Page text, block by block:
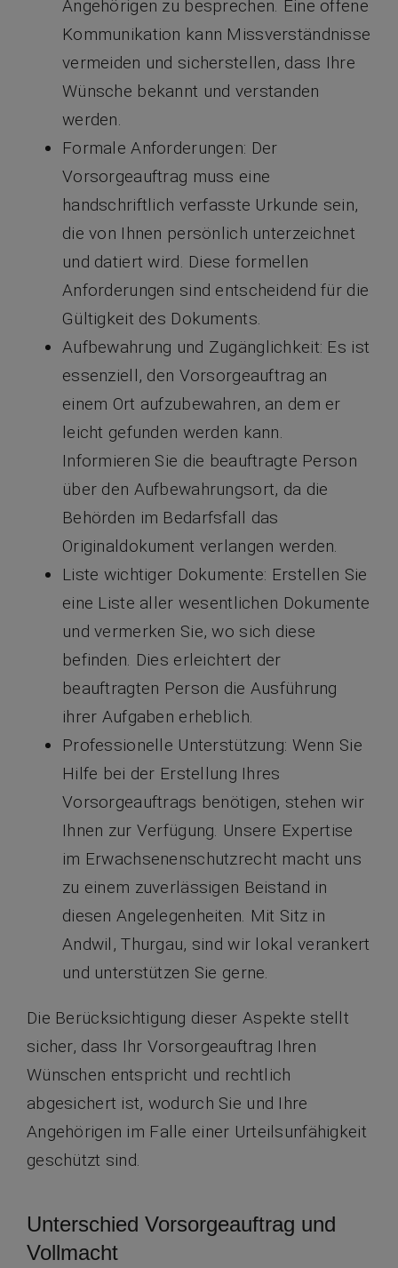
Angehörigen zu besprechen. Eine offene
Kommunikation kann Missverständnisse
vermeiden und sicherstellen, dass Ihre
Wünsche bekannt und verstanden
werden.
Formale Anforderungen: Der
Vorsorgeauftrag muss eine
handschriftlich verfasste Urkunde sein,
die von Ihnen persönlich unterzeichnet
und datiert wird. Diese formellen
Anforderungen sind entscheidend für die
Gültigkeit des Dokuments.
Aufbewahrung und Zugänglichkeit: Es ist
essenziell, den Vorsorgeauftrag an
einem Ort aufzubewahren, an dem er
leicht gefunden werden kann.
Informieren Sie die beauftragte Person
über den Aufbewahrungsort, da die
Behörden im Bedarfsfall das
Originaldokument verlangen werden.
Liste wichtiger Dokumente: Erstellen Sie
eine Liste aller wesentlichen Dokumente
und vermerken Sie, wo sich diese
befinden. Dies erleichtert der
beauftragten Person die Ausführung
ihrer Aufgaben erheblich.
Professionelle Unterstützung: Wenn Sie
Hilfe bei der Erstellung Ihres
Vorsorgeauftrags benötigen, stehen wir
Ihnen zur Verfügung. Unsere Expertise
im Erwachsenenschutzrecht macht uns
zu einem zuverlässigen Beistand in
diesen Angelegenheiten. Mit Sitz in
Andwil, Thurgau, sind wir lokal verankert
und unterstützen Sie gerne.
Die Berücksichtigung dieser Aspekte stellt
sicher, dass Ihr Vorsorgeauftrag Ihren
Wünschen entspricht und rechtlich
abgesichert ist, wodurch Sie und Ihre
Angehörigen im Falle einer Urteilsunfähigkeit
geschützt sind.
Unterschied Vorsorgeauftrag und
Vollmacht